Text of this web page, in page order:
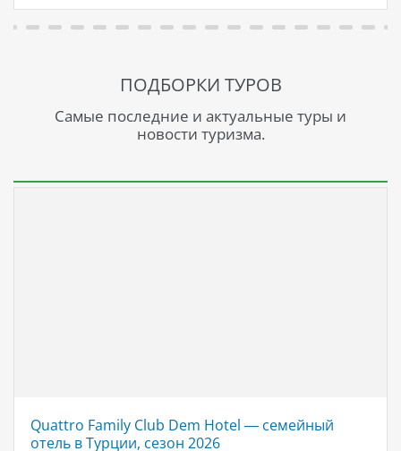
ПОДБОРКИ ТУРОВ
Самые последние и актуальные туры и
новости туризма.
Quattro Family Club Dem Hotel — семейный
отель в Турции, сезон 2026